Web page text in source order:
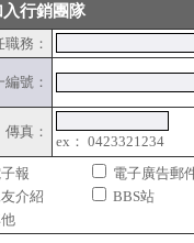
行銷團隊
職務：
編號：
傳真：
ex： 0423321234
報
電子廣告郵
介紹
BBS站